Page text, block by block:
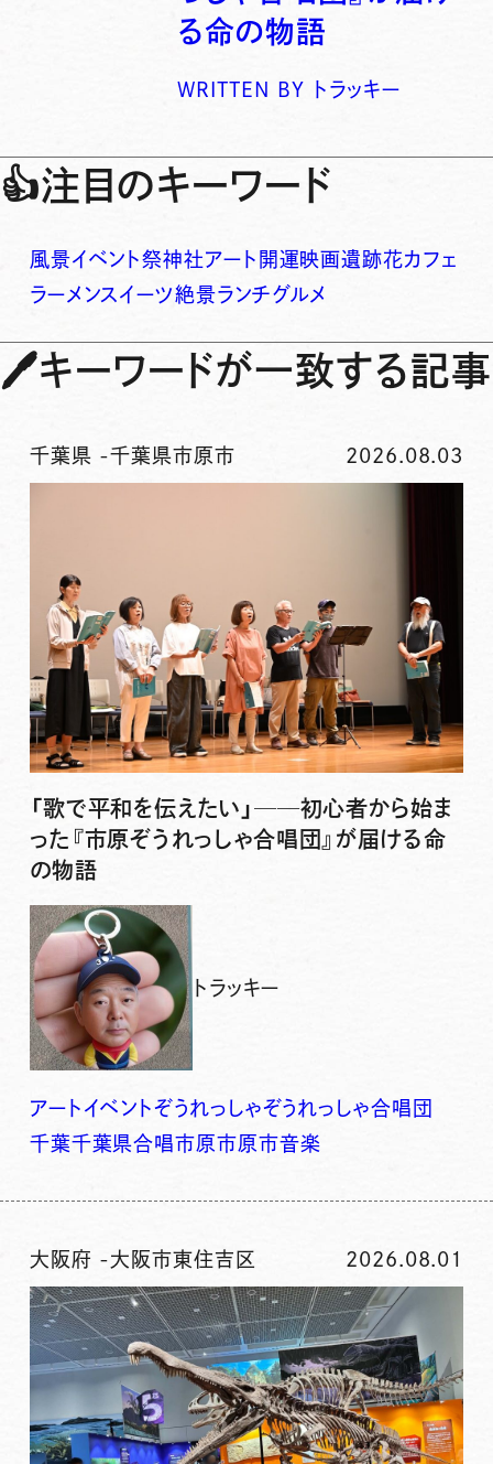
る命の物語
WRITTEN BY トラッキー
👍注目のキーワード
風景イベント祭神社アート 開運映画遺跡花カフェ
ラーメンスイーツ絶景ランチグルメ
🖊キーワードが一致する記事
千葉県 -千葉県市原市 2026.08.03
「歌で平和を伝えたい」──初心者から始ま
った『市原ぞうれっしゃ合唱団』が届ける命
の物語
トラッキー
アート イベントぞうれっしゃぞうれっしゃ合唱団
千葉千葉県合唱市原市原市音楽
大阪府 -大阪市東住吉区 2026.08.01